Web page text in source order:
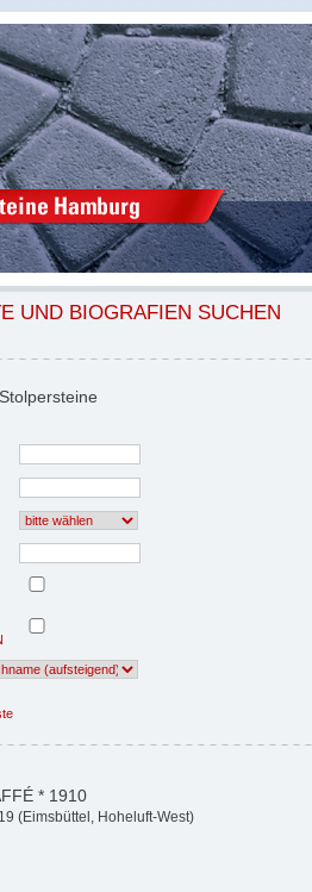
UND BIOGRAFIEN SUCHEN
* 1910
(Eimsbüttel, Hoheluft-West)